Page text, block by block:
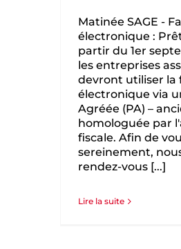
Matinée SAGE -
électronique :
partir du 1er
les entreprises
devront utiliser la
électronique via
Agréée (PA) –
homologuée par
fiscale. Afin de
sereinement,
rendez-vous [...]
Lire la suite